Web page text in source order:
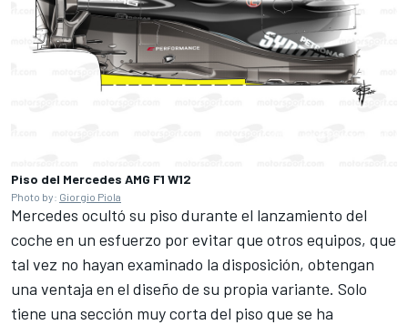
Piso del Mercedes AMG F1 W12
Photo by: Giorgio Piola
Mercedes ocultó su piso durante el lanzamiento del
coche en un esfuerzo por evitar que otros equipos, que
tal vez no hayan examinado la disposición, obtengan
una ventaja en el diseño de su propia variante. Solo
tiene una sección muy corta del piso que se ha